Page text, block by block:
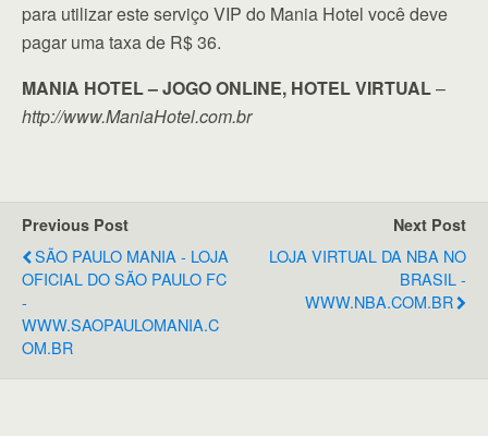
para utilizar este serviço VIP do Mania Hotel você deve
pagar uma taxa de R$ 36.
MANIA HOTEL – JOGO ONLINE, HOTEL VIRTUAL–
http://www.ManiaHotel.com.br
Previous Post
SÃO PAULO MANIA - LOJA
OFICIAL DO SÃO PAULO FC
-
WWW.SAOPAULOMANIA.C
OM.BR
Next Post
LOJA VIRTUAL DA NBA NO
BRASIL -
WWW.NBA.COM.BR